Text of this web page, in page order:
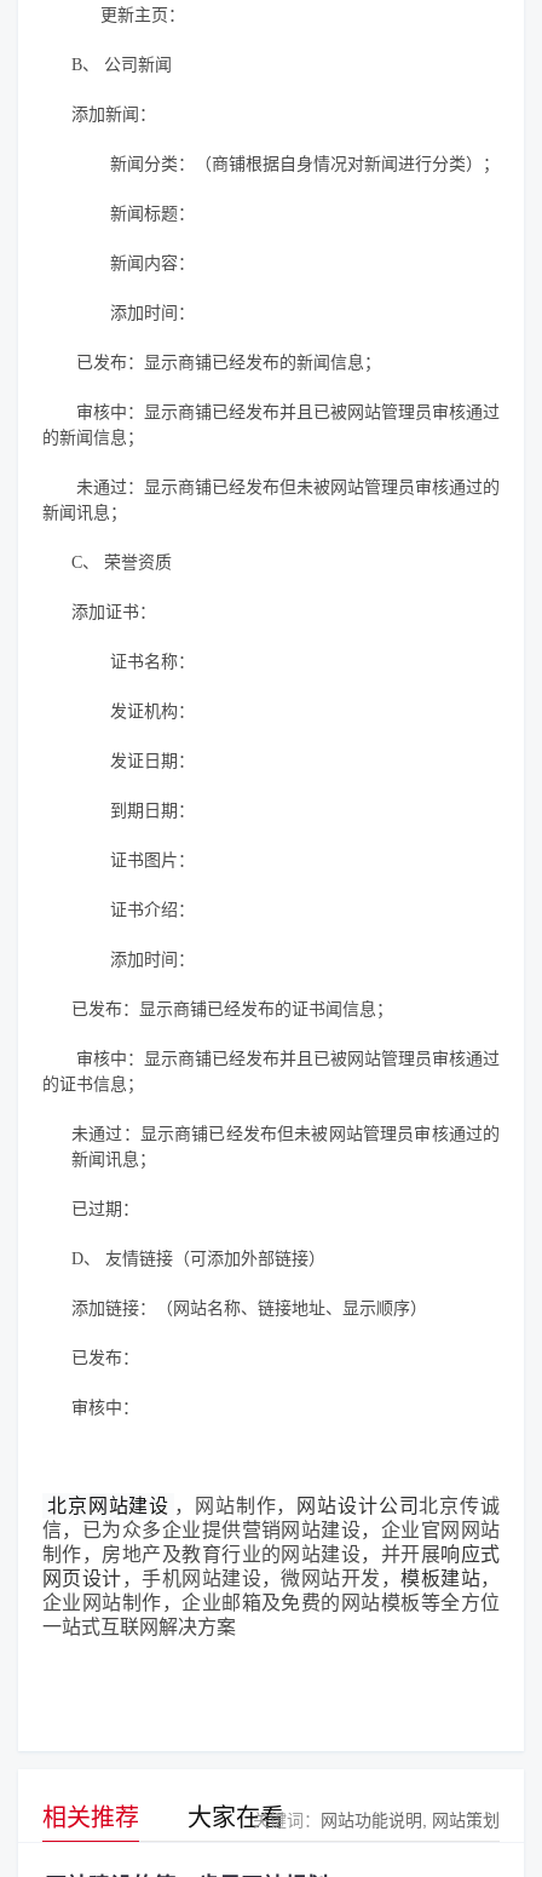
更新主页：
B、 公司新闻
添加新闻：
新闻分类：（商铺根据自身情况对新闻进行分类）；
新闻标题：
新闻内容：
添加时间：
已发布：显示商铺已经发布的新闻信息；
审核中：显示商铺已经发布并且已被网站管理员审核通过
的新闻信息；
未通过：显示商铺已经发布但未被网站管理员审核通过的
新闻讯息；
C、 荣誉资质
添加证书：
证书名称：
发证机构：
发证日期：
到期日期：
证书图片：
证书介绍：
添加时间：
已发布：显示商铺已经发布的证书闻信息；
审核中：显示商铺已经发布并且已被网站管理员审核通过
的证书信息；
未通过：显示商铺已经发布但未被网站管理员审核通过的
新闻讯息；
已过期：
D、 友情链接（可添加外部链接）
添加链接：（网站名称、链接地址、显示顺序）
已发布：
审核中：
北京网站建设 ，网站制作， 网站设计公司北京传诚
信，已为众多企业提供营销网站建设，企业官网网站
制作，房地产及教育行业的网站建设，并开展响应式
网页设计，手机网站建设，微网站开发，模板建站，
企业网站制作，企业邮箱及免费的网站模板等全方位
一站式互联网解决方案
相关推荐 大家在看关键词： 网站功能说明 网站策划